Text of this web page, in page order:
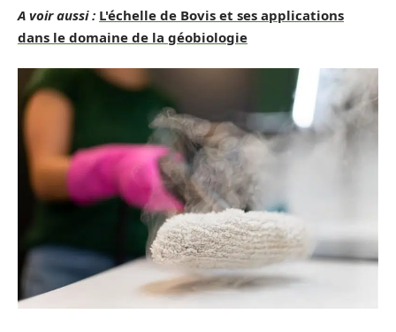
A voir aussi : L'échelle de Bovis et ses applications
dans le domaine de la géobiologie